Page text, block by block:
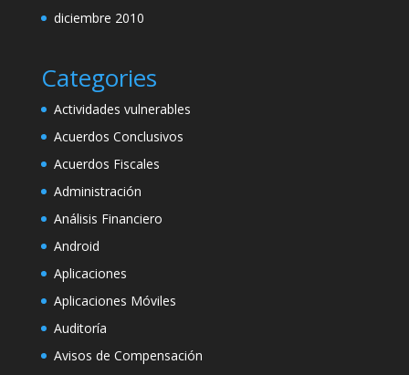
diciembre 2010
Categories
Actividades vulnerables
Acuerdos Conclusivos
Acuerdos Fiscales
Administración
Análisis Financiero
Android
Aplicaciones
Aplicaciones Móviles
Auditoría
Avisos de Compensación